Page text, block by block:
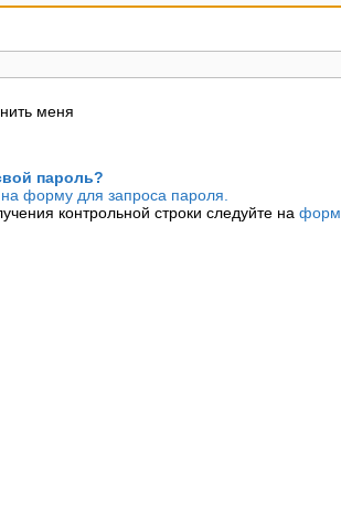
меня
пароль?
на форму для запроса пароля.
контрольной строки следуйте на